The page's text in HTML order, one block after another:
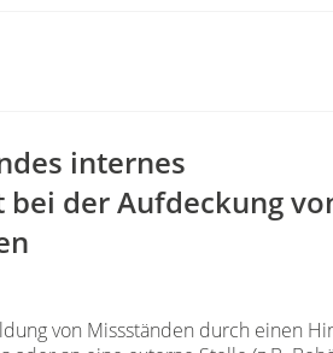
internes
der Aufdeckung
von Missständen durch einen